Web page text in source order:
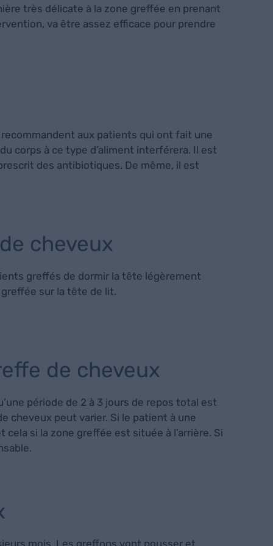
très délicate à la zone greffée en prenant
va être assez efficace pour prendre
aux patients qui ont fait une
corps à ce type d’aliment interférera. Il est
des antibiotiques. De même, il est
cheveux
greffés de dormir la tête légèrement
sur la tête de lit.
de cheveux
période de 2 à 3 jours de repos total est
cheveux peut varier. Si le patient à une
si la zone greffée est située à l’arrière. Si
mois. Les greffons vont pousser et